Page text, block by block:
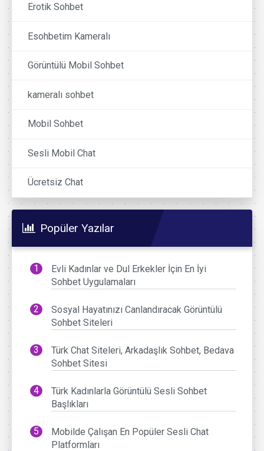
Erotik Sohbet
Esohbetim Kameralı
Görüntülü Mobil Sohbet
kameralı sohbet
Mobil Sohbet
Sesli Mobil Chat
Ücretsiz Chat
Popüler Yazılar
Evli Kadınlar ve Dul Erkekler İçin En İyi
Sohbet Uygulamaları
Sosyal Hayatınızı Canlandıracak Görüntülü
Sohbet Siteleri
Türk Chat Siteleri, Arkadaşlık Sohbet, Bedava
Sohbet Sitesi
Türk Kadınlarla Görüntülü Sesli Sohbet
Başlıkları
Mobilde Çalışan En Popüler Sesli Chat
Platformları